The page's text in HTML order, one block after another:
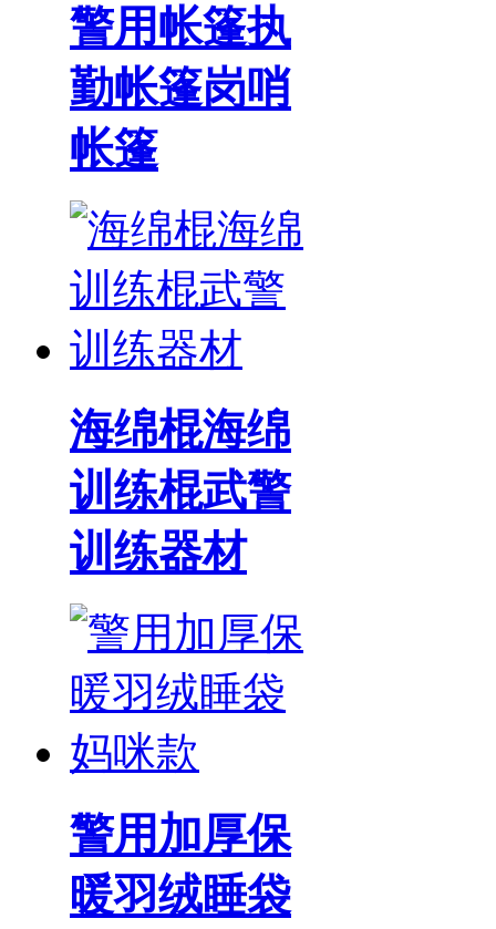
警用帐篷执
勤帐篷岗哨
帐篷
海绵棍海绵
训练棍武警
训练器材
警用加厚保
暖羽绒睡袋